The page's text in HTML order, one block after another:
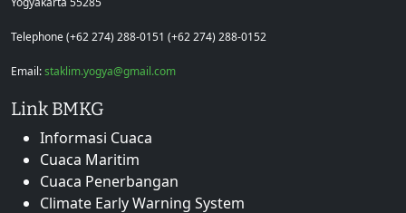
Telephone (+62 274) 288-0151 (+62 274) 288-0152
Email:staklim.yogya@gmail.com
Link BMKG
Informasi Cuaca
Cuaca Maritim
Cuaca Penerbangan
Climate Early Warning System